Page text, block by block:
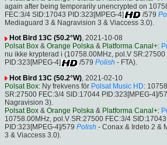
again after being temporarily unencrypted on
FEC:3/4 SID:17043 PID:323[MPEG-4]
/579
Mediaguard 3 & Nagravision 3 & Viaccess 3.0).
Hot Bird 13C (50.2°W), 2021-10-08
Polsat Box & Orange Polska & Platforma Canal+:
nu ikke krypterad i (10758.00MHz, pol.V SR:27500
PID:323[MPEG-4]
/579 Polish - FTA).
Hot Bird 13C (50.2°W) , 2021-02-10
Polsat Box: Ny frekvens för Polsat Music HD:
SR:27500 FEC:3/4 SID:17044 PID:323[MPEG-4]/
Nagravision 3).
Polsat Box & Orange Polska & Platforma Canal+:
10758.00MHz, pol.V SR:27500 FEC:3/4
PID:323[MPEG-4]/579 Polish - Conax & Irdeto 2 &
3 & Viaccess 3.0).